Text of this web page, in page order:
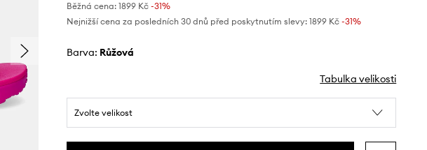
Běžná cena: 1899 Kč-31%
Nejnižší cena za posledních 30 dnů před poskytnutím slevy: 1899 Kč -31%
Barva: růžová
Tabulka velikosti
Zvolte velikost